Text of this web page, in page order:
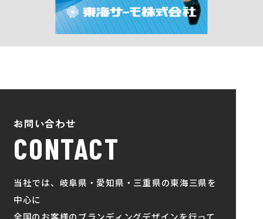
お問い合わせ
CONTACT
当社では、岐阜県・愛知県・三重県の東海三県を
中心に